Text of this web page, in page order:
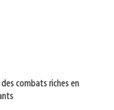
combats riches en